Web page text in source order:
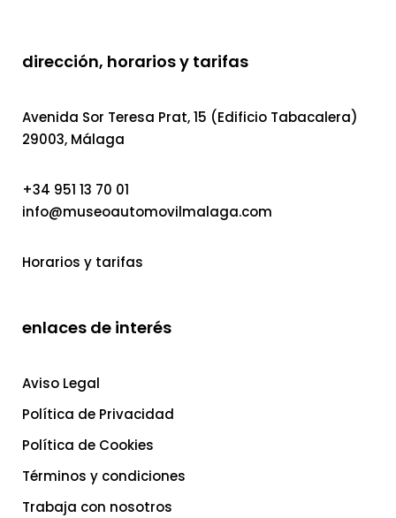
dirección, horarios y tarifas
Avenida Sor Teresa Prat, 15 (Edificio Tabacalera)
29003, Málaga
+34 951 13 70 01
info@museoautomovilmalaga.com
Horarios y tarifas
enlaces de interés
Aviso Legal
Política de Privacidad
Política de Cookies
Términos y condiciones
Trabaja con nosotros